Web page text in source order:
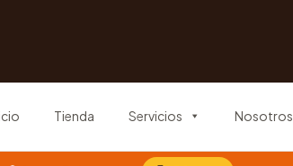
Tienda Servicios Nosotros